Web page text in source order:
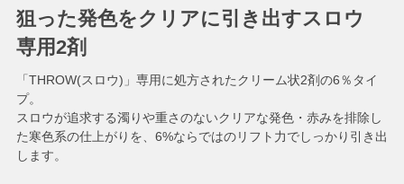
狙った発色をクリアに引き出すスロウ
専用2剤
「THROW(スロウ)」専用に処方されたクリーム状2剤の6％タイ
プ。
スロウが追求する濁りや重さのないクリアな発色・赤みを排除し
た寒色系の仕上がりを、6%ならではのリフト力でしっかり引き出
します。